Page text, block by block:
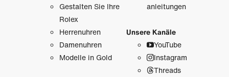
Gestalten Sie Ihre
Rolex
Herrenuhren
Damenuhren
Modelle in Gold
anleitungen
Unsere Kanäle
YouTube
Instagram
Threads